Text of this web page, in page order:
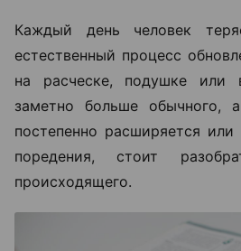
Каждый день человек
естественный процесс
на расческе, подушке или
заметно больше обычного,
постепенно расширяется или
поредения, стоит
происходящего.